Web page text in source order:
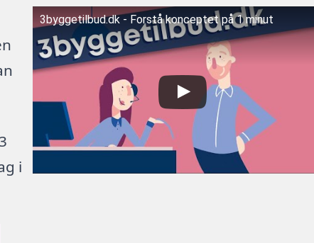
i
3byggetilbud.dk - Forstå konceptet på 1 minut